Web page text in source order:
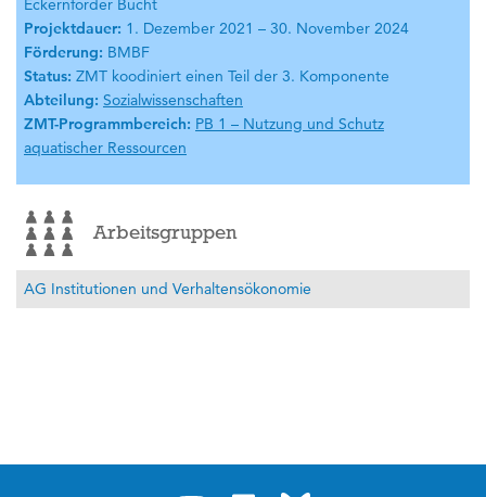
Eckernförder Bucht
Projektdauer: 1. Dezember 2021 – 30. November 2024
Förderung: BMBF
Status: ZMT koodiniert einen Teil der 3. Komponente
Abteilung: Sozialwissenschaften
ZMT-Programmbereich: PB 1 – Nutzung und Schutz
aquatischer Ressourcen
Arbeitsgruppen
AG Institutionen und Verhaltensökonomie